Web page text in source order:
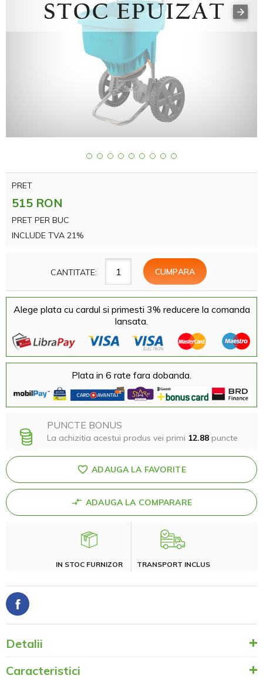
PRET
515 RON
PRET PER BUC
INCLUDE TVA 21%
CANTITATE:
Alege plata cu cardul si primesti 3% reducere la comanda
lansata.
Plata in 6 rate fara dobanda.
PUNCTE BONUS
La achizitia acestui produs vei primi 12.88 puncte
ADAUGA LA FAVORITE
ADAUGA LA COMPARARE
IN STOC FURNIZOR TRANSPORT INCLUS
Detalii
Caracteristici